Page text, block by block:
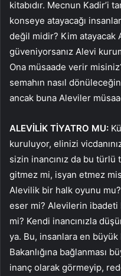
kitabıdır. Mecnun Kadir’i
konseye atayacağı
değil midir? Kim atayacak
güveniyorsanız Alevi
Ona müsaade verir
semahın nasıl
ancak buna Aleviler
ALEVİLİK TİYATRO MU:
kuruluyor, elinizi
sizin inancınız da bu
gitmez mi, isyan etmez
Alevilik bir halk oyunu
eser mi? Alevilerin
mi? Kendi inancınızla
ya. Bu, insanlara en
Bakanlığına bağlanması
inanç olarak görmeyip,